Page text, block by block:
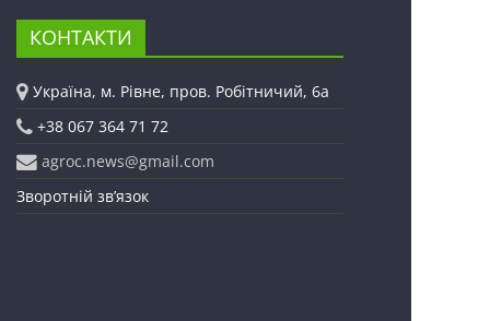
КОНТАКТИ
Україна, м. Рівне, пров. Робітничий, 6а
+38 067 364 71 72
agroc.news@gmail.com
Зворотній зв’язок